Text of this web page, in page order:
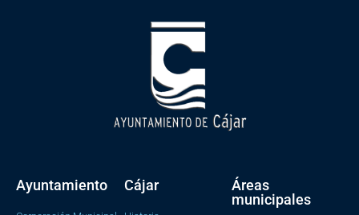
Ayuntamiento Cájar
Áreas
municipales